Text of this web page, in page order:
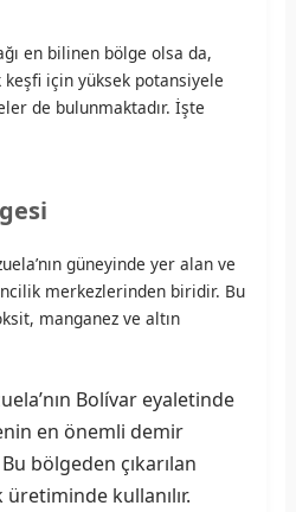
en bilinen bölge olsa da,
keşfi için yüksek potansiyele
de bulunmaktadır. İşte
güneyinde yer alan ve
merkezlerinden biridir. Bu
manganez ve altın
Bolívar eyaletinde
en önemli demir
bölgeden çıkarılan
kullanılır.